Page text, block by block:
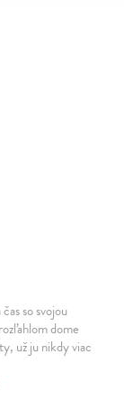
so svojou
dome
už ju nikdy viac